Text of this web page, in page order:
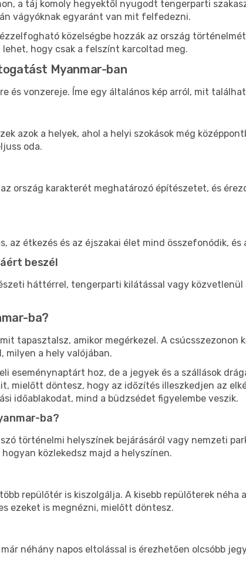
a táj komoly hegyektől nyugodt tengerparti
vágyóknak egyaránt van mit felfedezni.
közelségbe hozzák az ország
hogy csak a felszínt karcoltad meg.
Myanmar-ban
és vonzereje. Íme egy általános kép arról, mit
azok a helyek, ahol a helyi szokások még
oda.
ország karakterét meghatározó építészetet, és
az étkezés és az éjszakai élet mind összefonódik,
beszél
háttérrel, tengerparti kilátással vagy közvetlenül
ba?
tapasztalsz, amikor megérkezel. A csúcsszezonon
milyen a hely valójában.
eseménynaptárt hoz, de a jegyek és a szállások
mielőtt döntesz, hogy az időzítés illeszkedjen az
időablakodat, mind a büdzsédet figyelembe veszik.
ba?
történelmi helyszínek bejárásáról vagy nemzeti
közlekedsz majd a helyszínen.
repülőtér is kiszolgálja. A kisebb repülőterek néha
ezeket is megnézni, mielőtt döntesz.
néhány napos eltolással is érezhetően olcsóbb